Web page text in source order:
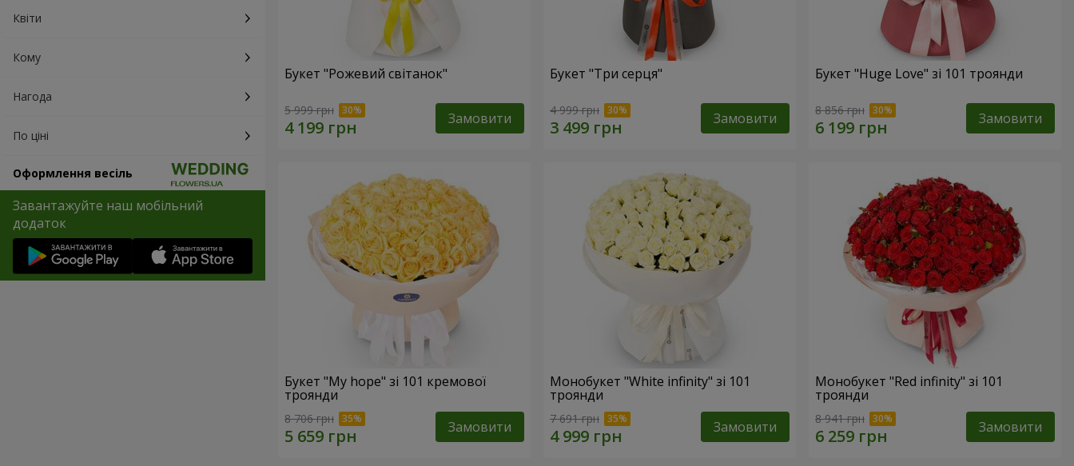
Квіти
Кому
Нагода
По ціні
Оформлення весіль
Завантажуйте наш мобільний
додаток
Букет "Рожевий світанок"
5 999 грн Замовити
Букет "Три серця"
4 999 грн Замовити
Букет "Huge Love" зі 101 троянди
8 856 грн Замовити
Букет "My hope" зі 101 кремової
троянди
8 706 грн Замовити
Монобукет "White infinity" зі 101
троянди
7 691 грн Замовити
Монобукет "Red infinity" зі 101
троянди
8 941 грн Замовити